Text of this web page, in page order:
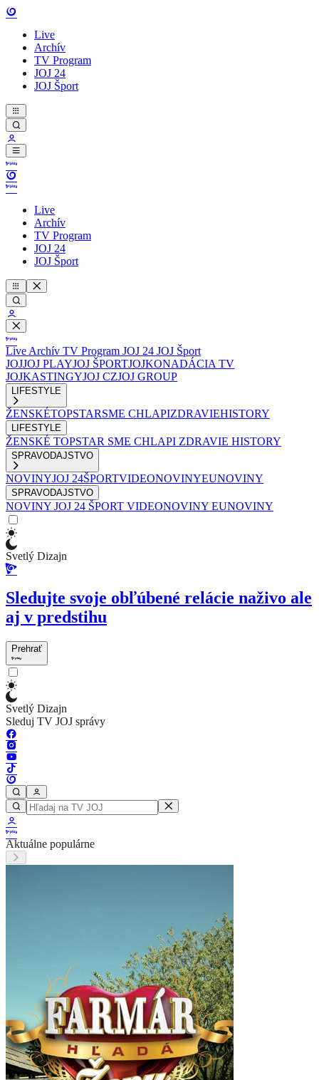
Live
Archív
TV Program
JOJ 24
JOJ Šport
Live
Archív
TV Program
JOJ 24
JOJ Šport
Live Archív TV Program JOJ 24 JOJ Šport
JOJJOJ PLAYJOJ ŠPORTJOJKONADÁCIA TV
JOJKASTINGYJOJ CZJOJ GROUP
LIFESTYLE
ŽENSKÉTOPSTARSME CHLAPIZDRAVIEHISTORY
LIFESTYLE
ŽENSKÉ TOPSTAR SME CHLAPI ZDRAVIE HISTORY
SPRAVODAJSTVO
NOVINYJOJ 24ŠPORTVIDEONOVINYEUNOVINY
SPRAVODAJSTVO
NOVINY JOJ 24 ŠPORT VIDEONOVINY EUNOVINY
Svetlý Dizajn
Sledujte svoje obľúbené relácie naživo ale
aj v predstihu
Prehrať
Svetlý Dizajn
Sleduj TV JOJ správy
Aktuálne populárne